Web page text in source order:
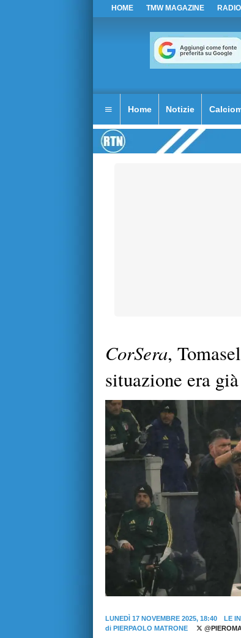
HOME TMW MAGAZINE
Home Notizie
CorSera,
situazione era
LUNEDÌ 17 NOVEMBRE 2025, 18:40
LE
di PIERPAOLO MATRONE